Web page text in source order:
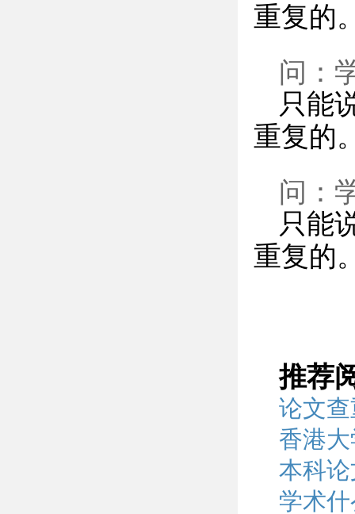
重复的
问：
只能
重复的
问：
只能
重复的
推荐
论文
香港
本科
学术